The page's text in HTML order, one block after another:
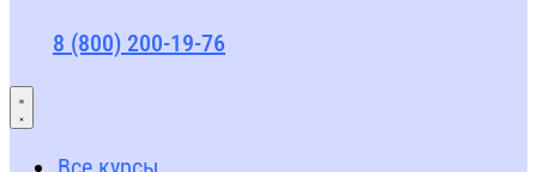
8 (800) 200-19-76